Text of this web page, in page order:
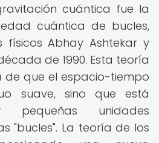
cuántica fue la
cuántica de bucles,
Abhay Ashtekar y
de 1990. Esta teoría
de que el espacio-tiempo
suave, sino que está
pequeñas unidades
"bucles". La teoría de los